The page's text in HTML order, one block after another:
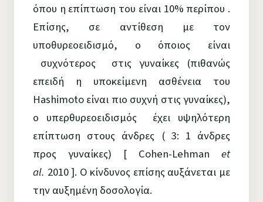
όπου η επίπτωση του είναι 10% περίπου .
Επίσης, σε αντίθεση με τον
υποθυρεοειδισμό, ο όποιος είναι
συχνότερος στις γυναίκες (πιθανώς
επειδή η υποκείμενη ασθένεια του
Hashimoto είναι πιο συχνή στις γυναίκες),
ο υπερθυρεοειδισμός έχει υψηλότερη
επίπτωση στους άνδρες ( 3: 1 άνδρες
προς γυναίκες) [ Cohen-Lehman et
al. 2010 ]. Ο κίνδυνος επίσης αυξάνεται με
την αυξημένη δοσολογία.